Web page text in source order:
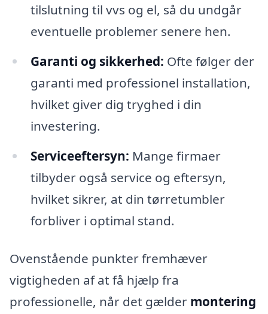
tilslutning til vvs og el, så du undgår
eventuelle problemer senere hen.
Garanti og sikkerhed: Ofte følger der
garanti med professionel installation,
hvilket giver dig tryghed i din
investering.
Serviceeftersyn: Mange firmaer
tilbyder også service og eftersyn,
hvilket sikrer, at din tørretumbler
forbliver i optimal stand.
Ovenstående punkter fremhæver
vigtigheden af at få hjælp fra
professionelle, når det gælder montering